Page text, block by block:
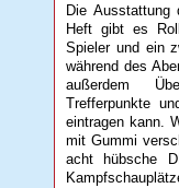
Die
Heft gibt es
Spieler und ein
während des
außerdem
Trefferpunkte
eintragen kann.
mit Gummi
acht hübsche